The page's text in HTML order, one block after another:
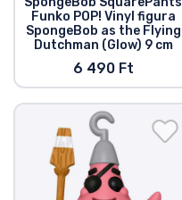
Funko POP! Vinyl figura
SpongeBob as the Flying
Dutchman (Glow) 9 cm
6 490 Ft